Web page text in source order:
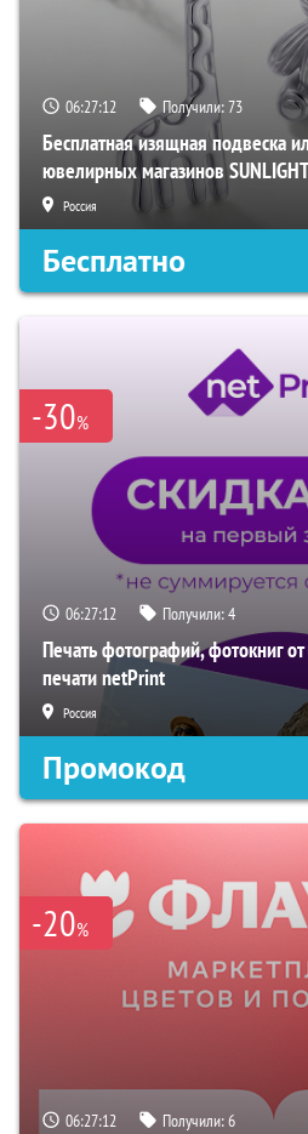
06:27:11 Получили:73
Бесплатная изящная подвеска
ювелирных магазинов
Россия
Бесплатно
-30%
06:27:11 Получили:4
Печать фотографий, фотокниг
печати netPrint
Россия
Промокод
-20%
06:27:11 Получили:6